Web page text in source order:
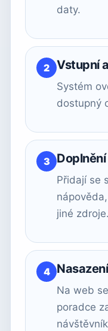
daty.
Vstupní
Systém
dostupný
Přidají se
jiné zdroje.
Na web
poradce